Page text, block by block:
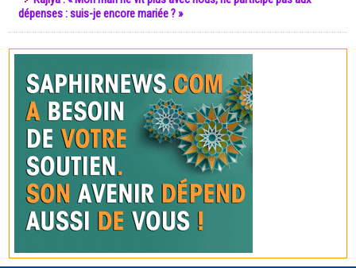
dépenses : suis-je encore mariée ? »